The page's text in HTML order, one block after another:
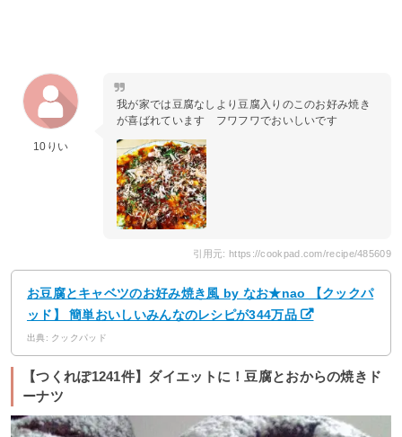
10りい
我が家では豆腐なしより豆腐入りのこのお好み焼き
が喜ばれています フワフワでおいしいです
引用元: https://cookpad.com/recipe/485609
お豆腐とキャベツのお好み焼き風 by なお★nao 【クックパ
ッド】 簡単おいしいみんなのレシピが344万品
出典: クックパッド
【つくれぽ1241件】ダイエットに！豆腐とおからの焼きド
ーナツ